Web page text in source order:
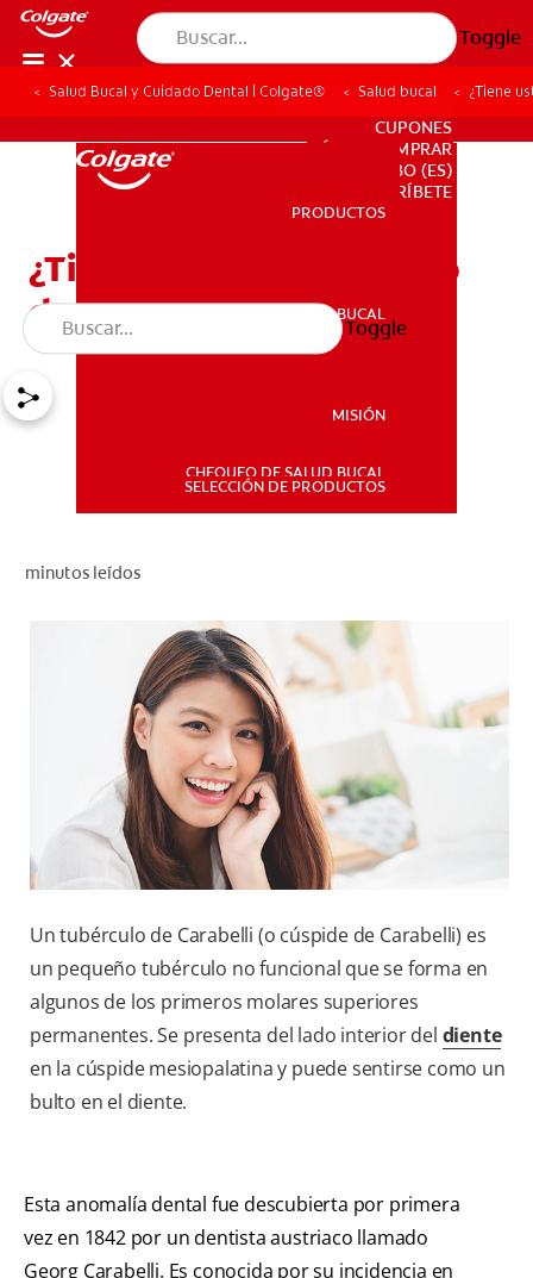
Toggle
PRODUCTOS
SALUD BUCAL
PARA PROFESIONALES
DÓNDE COMPRAR
PARA PROFESIONALES
CUPONES
DÓNDE COMPRAR
BO (ES)
SUSCRÍBETE
PRODUCTOS
SALUD BUCAL
MISIÓN
CHEQUEO DE SALUD BUCAL
SELECCIÓN DE PRODUCTOS
Toggle
Salud Bucal y Cuidado Dental | Colgate® Salud bucal ¿Tiene
¿Tiene usted un tubérculo
de Carabelli?
minutos leídos
Un tubérculo de Carabelli (o cúspide de Carabelli) es
un pequeño tubérculo no funcional que se forma en
algunos de los primeros molares superiores
permanentes. Se presenta del lado interior del diente
en la cúspide mesiopalatina y puede sentirse como un
bulto en el diente.
Esta anomalía dental fue descubierta por primera
vez en 1842 por un dentista austriaco llamado
Georg Carabelli. Es conocida por su incidencia en